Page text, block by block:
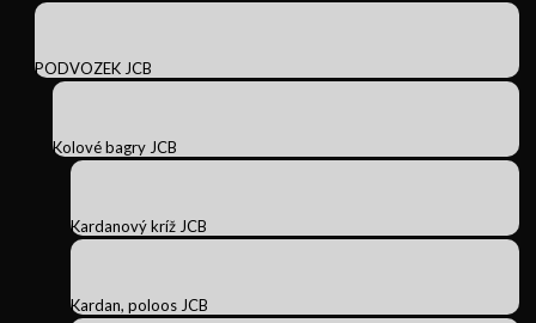
PODVOZEK JCB
Kolové bagry JCB
Kardanový kríž JCB
Kardan, poloos JCB